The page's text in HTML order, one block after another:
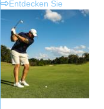
Entdecken Sie